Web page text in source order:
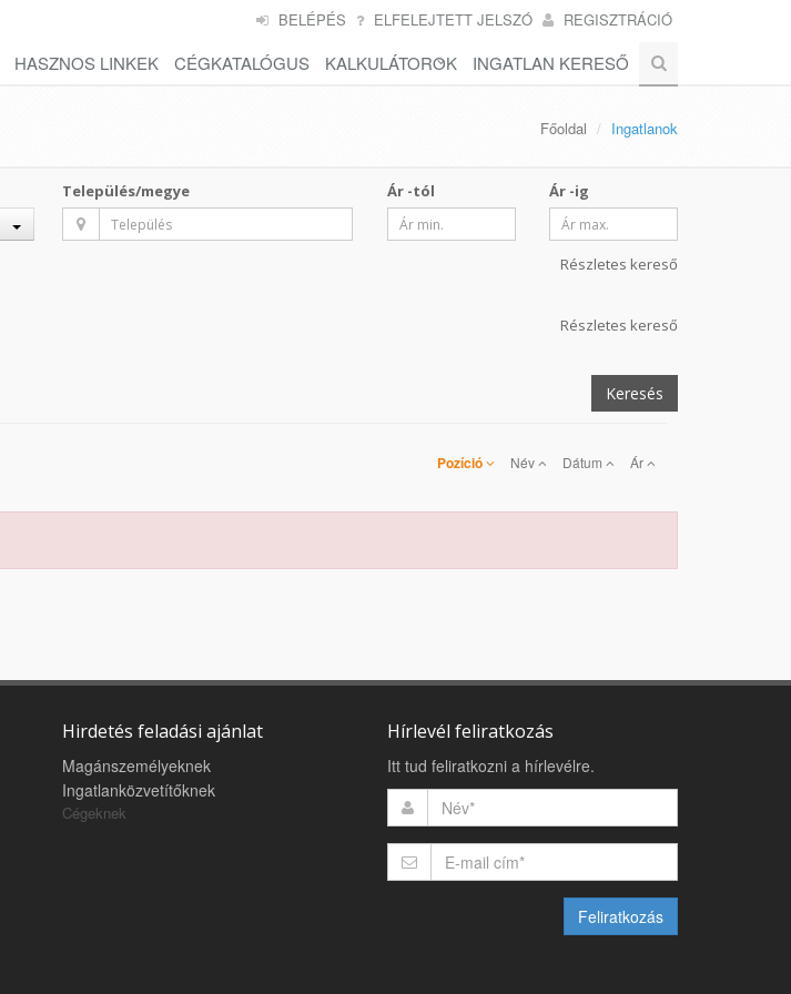
BELÉPÉS ELFELEJTETT JELSZÓ REGISZTRÁCIÓ
HASZNOS LINKEK CÉGKATALÓGUS KALKULÁTOROK INGATLAN KERESŐ
Főoldal Ingatlanok
Település/megye Ár -tól Ár -ig
Részletes kereső
Részletes kereső
Keresés
Pozíció Név Dátum Ár
Hirdetés feladási ajánlat
Magánszemélyeknek
Ingatlanközvetítőknek
Cégeknek
Hírlevél feliratkozás
Itt tud feliratkozni a hírlevélre.
Feliratkozás